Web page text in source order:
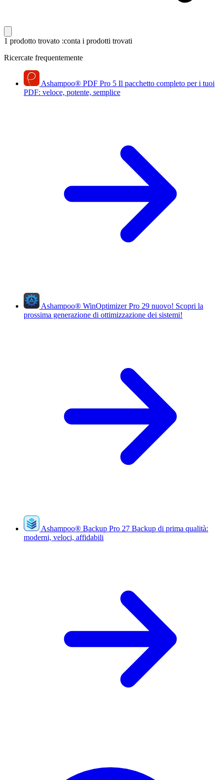
1 prodotto trovato :conta i prodotti trovati
Ricercate frequentemente
Ashampoo® PDF Pro 5 Il pacchetto completo per i tuoi
PDF: veloce, potente, semplice
Ashampoo® WinOptimizer Pro 29 nuovo! Scopri la
prossima generazione di ottimizzazione dei sistemi!
Ashampoo® Backup Pro 27 Backup di prima qualità:
moderni, veloci, affidabili